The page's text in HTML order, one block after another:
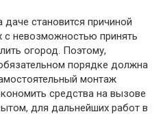
становится причиной
с невозможностью принять
огород. Поэтому,
порядке должна
монтаж
средства на вызове
для дальнейших работ в